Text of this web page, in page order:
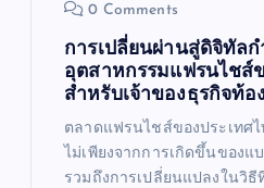
0 Comments
การเปลี่ยนผ่านสู่ดิจิทัล
อุตสาหกรรมแฟรนไชส์
สำหรับเจ้าของธุรกิจท้อ
ตลาดแฟรนไชส์ของประเทศ
ไม่เพียงจากการเกิดขึ้นของแ
รวมถึงการเปลี่ยนแปลงในวิ